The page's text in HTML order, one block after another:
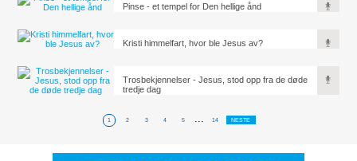
Pinse - et tempel for Den hellige ånd
Kristi himmelfart, hvor ble Jesus av?
Trosbekjennelser - Jesus, stod opp fra de døde
tredje dag
1 2 3 4 5 14 NESTE